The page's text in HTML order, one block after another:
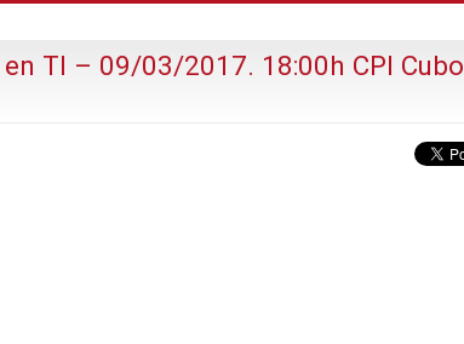
TI – 09/03/2017. 18:00h CPI Cubo